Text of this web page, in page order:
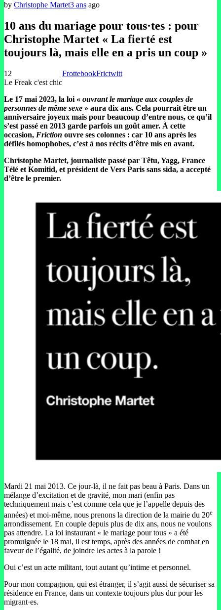
by Christophe Martet3 ans ago
10 ans du mariage pour tous·tes : pour
Christophe Martet « La fierté est
toujours là, mais elle en a pris un coup »
12
Le Freak c'est chic
FrottebookFrictwitt
Le 17 mai 2023, la loi « ouvrant le mariage aux couples de
personnes de même sexe » aura dix ans. Cela pourrait être un
anniversaire joyeux mais pour beaucoup d’entre nous, ce qu’il
s’est passé en 2013 garde parfois un goût amer. À cette
occasion, Friction ouvre ses colonnes : car 10 ans après les
défilés homophobes, c’est à nos récits d’être mis en avant.
Christophe Martet, journaliste passé par Têtu, Yagg, France
Télé et Komitid, et président de Vers Paris sans sida, a accepté
d’être le premier.
Mardi 21 mai 2013. Ce jour-là, il ne fait pas beau à Paris. Dans un
mélange d’excitation et de gravité, mon mari (enfin pas
techniquement mais c’est comme cela que je l’appelle depuis des
années) et moi-même, nous prenons la direction de la mairie du 20e
arrondissement. En couple depuis plus de dix ans, nous ne voulons
pas attendre. La loi instaurant « le mariage pour tous » a été
promulguée le 18 mai, il est temps, après des années de combat en
faveur de l’égalité, de joindre les actes à la parole !
Oui c’est un acte militant, tout autant qu’intime et personnel.
Pour mon compagnon, qui est étranger, il s’agit aussi de sécuriser sa
résidence en France, dans un contexte toujours plus dur pour les
migrant·es.